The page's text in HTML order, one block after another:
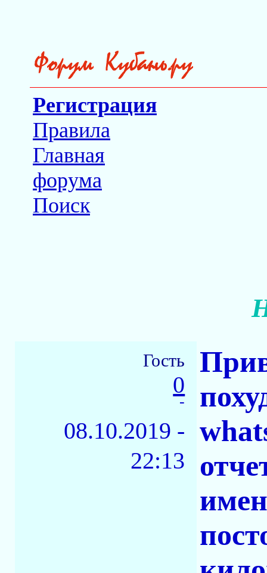
Регистрация
Правила
Главная
форума
Поиск
Гость
0
-
08.10.2019 -
22:13